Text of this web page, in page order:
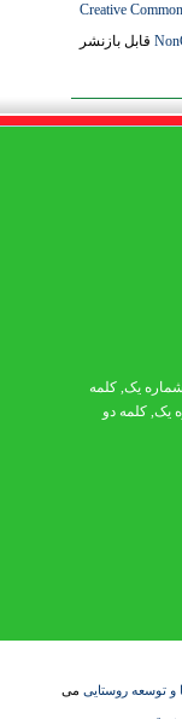
Creative
قابل بازنشر
یک,کلمه
,کلمه دو
روستاییمی